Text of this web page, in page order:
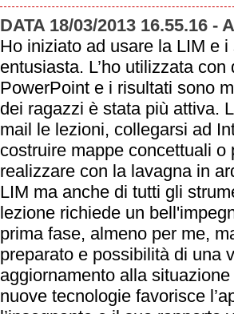
DATA 18/03/2013 16.55.16 -
Ho iniziato ad usare la LIM e
entusiasta. L’ho utilizzata
PowerPoint e i risultati sono
dei ragazzi è stata più attiva.
mail le lezioni, collegarsi ad
costruire mappe concettuali
realizzare con la lavagna in
LIM ma anche di tutti gli
lezione richiede un
prima fase, almeno per me,
preparato e possibilità di una
aggiornamento alla
nuove tecnologie favorisce